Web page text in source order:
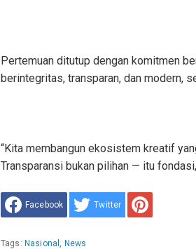
Pertemuan ditutup dengan komitmen
berintegritas, transparan, dan modern,
“Kita membangun ekosistem kreatif
Transparansi bukan pilihan — itu
Facebook Twitter
Tags: Nasional , News